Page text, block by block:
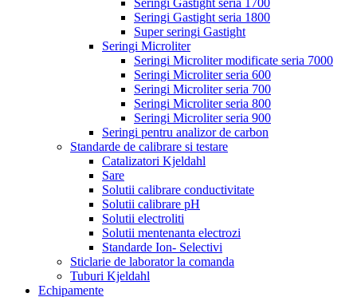
Seringi Gastight seria 1800
Super seringi Gastight
Seringi Microliter
Seringi Microliter modificate seria 7000
Seringi Microliter seria 600
Seringi Microliter seria 700
Seringi Microliter seria 800
Seringi Microliter seria 900
Seringi pentru analizor de carbon
Standarde de calibrare si testare
Catalizatori Kjeldahl
Sare
Solutii calibrare conductivitate
Solutii calibrare pH
Solutii electroliti
Solutii mentenanta electrozi
Standarde Ion- Selectivi
Sticlarie de laborator la comanda
Tuburi Kjeldahl
Echipamente